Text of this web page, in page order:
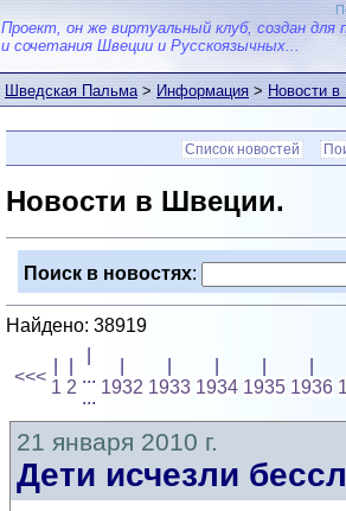
Проект, он же виртуальный клуб, создан для
и сочетания Швеции и Русскоязычных...
Шведская Пальма>Информация>Новости
Список новостей
Новости в Швеции.
Поиск в новостях:
Найдено: 38919
<<<
1 2
...
...
1932 1933 1934 1935 1936
21 января 2010 г.
Дети исчезли